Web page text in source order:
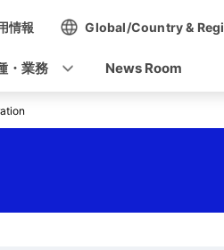
情報 Global/Country &
・業務 News Room